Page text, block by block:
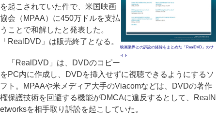
映画業界との訴訟の経緯をまとめた「RealDVD」のサ
イト
を起こされていた件で、米国映画
協会（MPAA）に450万ドルを支払
うことで和解したと発表した。
「RealDVD」は販売終了となる。
「RealDVD」は、DVDのコピー
をPC内に作成し、DVDを挿入せずに視聴できるようにするソ
フト。MPAAや米メディア大手のViacomなどは、DVDの著作
権保護技術を回避する機能がDMCAに違反するとして、RealN
etworksを相手取り訴訟を起こしていた。